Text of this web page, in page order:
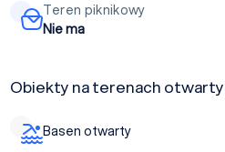
Teren piknikowy
Nie ma
Obiekty na terenach
Basen otwarty